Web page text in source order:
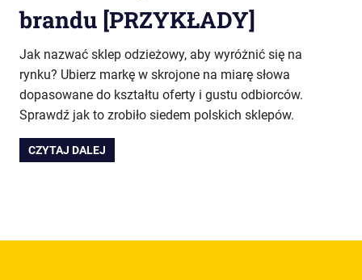
brandu [PRZYKŁADY]
Jak nazwać sklep odzieżowy, aby wyróżnić się na
rynku? Ubierz markę w skrojone na miarę słowa
dopasowane do kształtu oferty i gustu odbiorców.
Sprawdź jak to zrobiło siedem polskich sklepów.
CZYTAJ DALEJ